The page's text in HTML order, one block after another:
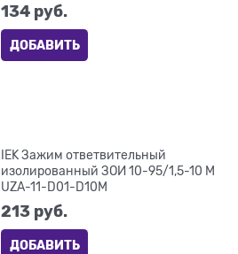
134 руб.
ДОБАВИТЬ
IEK Зажим ответвительный
изолированный ЗОИ 10-95/1,5-10 М
UZA-11-D01-D10M
213 руб.
ДОБАВИТЬ